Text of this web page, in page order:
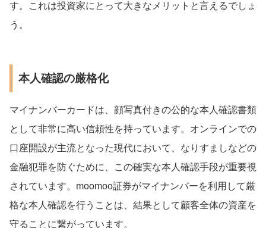
す。これは投資家にとって大きなメリットと言えるでしょ
う。
本人確認の厳格化
マイナンバーカードは、顔写真付きの公的な本人確認書類
として非常に高い信頼性を持っています。オンラインでの
口座開設が主流となった現代において、なりすましなどの
金融犯罪を防ぐために、この確実な本人確認手段が重要視
されています。moomoo証券がマイナンバーを利用して厳
格な本人確認を行うことは、結果として顧客全体の資産を
守ることに繋がっています。